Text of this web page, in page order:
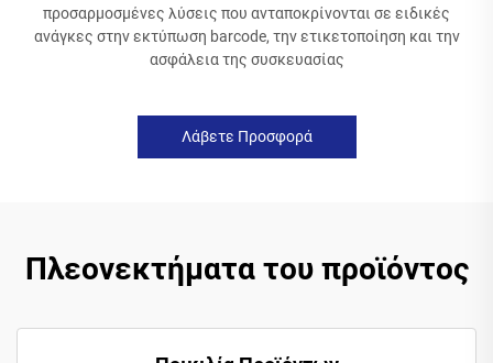
προσαρμοσμένες λύσεις που ανταποκρίνονται σε ειδικές
ανάγκες στην εκτύπωση barcode, την ετικετοποίηση και την
ασφάλεια της συσκευασίας
Λάβετε Προσφορά
Πλεονεκτήματα του προϊόντος